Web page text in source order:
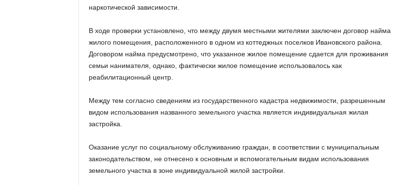
наркотической зависимости.
В ходе проверки установлено, что между двумя местными жителями заключен договор найма
жилого помещения, расположенного в одном из коттеджных поселков Ивановского района.
Договором найма предусмотрено, что указанное жилое помещение сдается для проживания
семьи нанимателя, однако, фактически жилое помещение использовалось как
реабилитационный центр.
Между тем согласно сведениям из государственного кадастра недвижимости, разрешенным
видом использования названного земельного участка является индивидуальная жилая
застройка.
Оказание услуг по социальному обслуживанию граждан, в соответствии с муниципальным
законодательством, не отнесено к основным и вспомогательным видам использования
земельного участка в зоне индивидуальной жилой застройки.